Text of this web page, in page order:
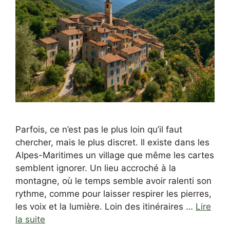
Parfois, ce n’est pas le plus loin qu’il faut
chercher, mais le plus discret. Il existe dans les
Alpes-Maritimes un village que même les cartes
semblent ignorer. Un lieu accroché à la
montagne, où le temps semble avoir ralenti son
rythme, comme pour laisser respirer les pierres,
les voix et la lumière. Loin des itinéraires … Lire
la suite